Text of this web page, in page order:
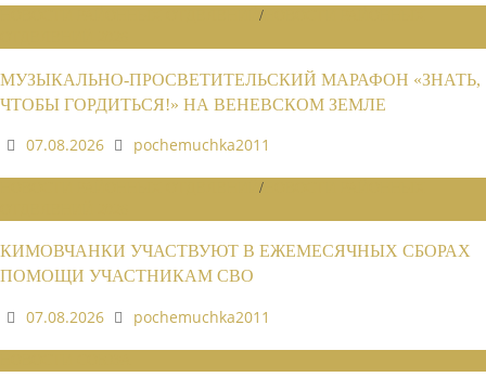
/
МУЗЫКАЛЬНО-ПРОСВЕТИТЕЛЬСКИЙ МАРАФОН «ЗНАТЬ,
ЧТОБЫ ГОРДИТЬСЯ!» НА ВЕНЕВСКОМ ЗЕМЛЕ
07.08.2026
pochemuchka2011
/
КИМОВЧАНКИ УЧАСТВУЮТ В ЕЖЕМЕСЯЧНЫХ СБОРАХ
ПОМОЩИ УЧАСТНИКАМ СВО
07.08.2026
pochemuchka2011